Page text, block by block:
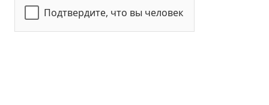
Подтвердите, что вы человек